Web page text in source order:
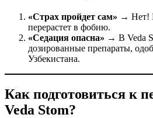
«Страх пройдет сам» → Нет!
перерастет в фобию.
«Седация опасна» → В Veda
дозированные препараты,
Узбекистана.
Как подготовиться к
Veda Stom?